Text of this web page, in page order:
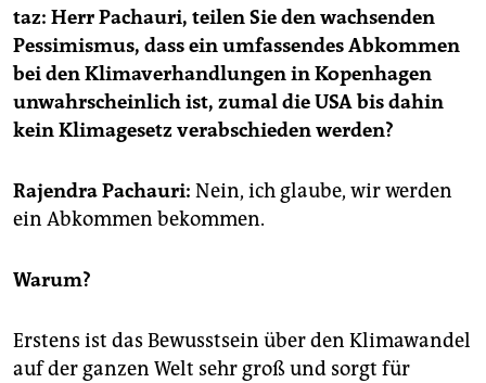
genossenschaft
epaper login
taz: Herr Pachauri, teilen Sie den wachsenden
Pessimismus, dass ein umfassendes Abkommen
bei den Klimaverhandlungen in Kopenhagen
unwahrscheinlich ist, zumal die USA bis dahin
kein Klimagesetz verabschieden werden?
Rajendra Pachauri: Nein, ich glaube, wir werden
ein Abkommen bekommen.
Warum?
Erstens ist das Bewusstsein über den Klimawandel
auf der ganzen Welt sehr groß und sorgt für